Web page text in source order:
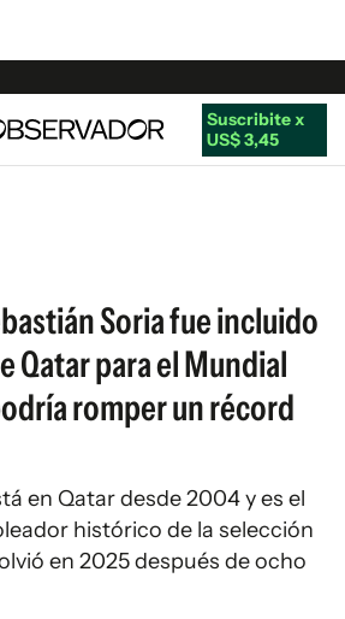
Suscribite x
US$ 3,45
Soria fue incluido
Qatar para el Mundial
romper un récord
en Qatar desde 2004 y es el
histórico de la selección
en 2025 después de ocho